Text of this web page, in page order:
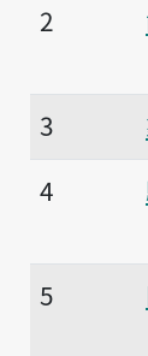
2
3
4
5